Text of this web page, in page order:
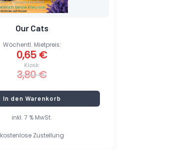
inkl. 7 % MwSt.
kostenlose Zustellung
Our Cats
Kiosk:
3,80€
Wöchentl. Mietpreis:
0,65 €
In den Warenkorb